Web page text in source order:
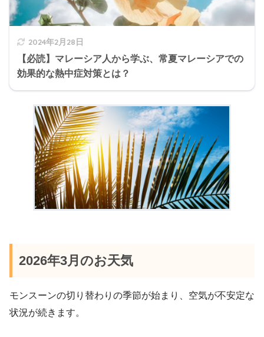
2024年2月28日
【必読】マレーシア人から学ぶ、常夏マレーシアでの
効果的な熱中症対策とは？
2026年3月のお天気
モンスーンの切り替わりの季節が始まり、空気が不安定な
状況が続きます。